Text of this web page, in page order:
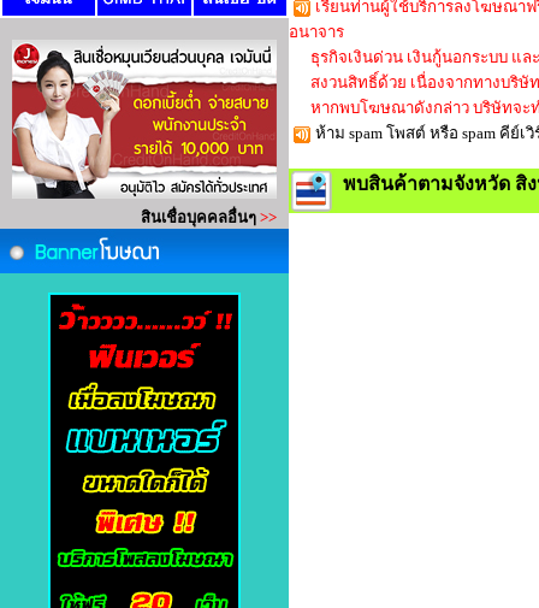
เรียนท่านผู้ใช้บริการลงโฆษณา
อนาจาร
ธุรกิจเงินด่วน เงินกู้นอกระบบ แล
สงวนสิทธิ์ด้วย เนื่องจากทางบริษัท
หากพบโฆษณาดังกล่าว บริษัทจะ
ห้าม spam โพสต์ หรือ spam คีย์
พบสินค้าตามจังหวัด สิง